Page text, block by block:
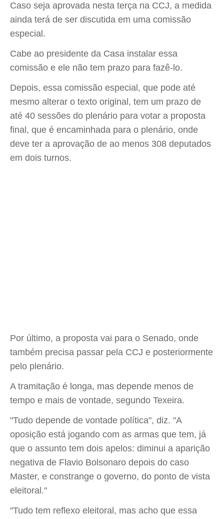
Caso seja aprovada nesta terça na CCJ, a medida
ainda terá de ser discutida em uma comissão
especial.
Cabe ao presidente da Casa instalar essa
comissão e ele não tem prazo para fazê-lo.
Depois, essa comissão especial, que pode até
mesmo alterar o texto original, tem um prazo de
até 40 sessões do plenário para votar a proposta
final, que é encaminhada para o plenário, onde
deve ter a aprovação de ao menos 308 deputados
em dois turnos.
Por último, a proposta vai para o Senado, onde
também precisa passar pela CCJ e posteriormente
pelo plenário.
A tramitação é longa, mas depende menos de
tempo e mais de vontade, segundo Texeira.
"Tudo depende de vontade política", diz. "A
oposição está jogando com as armas que tem, já
que o assunto tem dois apelos: diminui a aparição
negativa de Flavio Bolsonaro depois do caso
Master, e constrange o governo, do ponto de vista
eleitoral."
"Tudo tem reflexo eleitoral, mas acho que essa